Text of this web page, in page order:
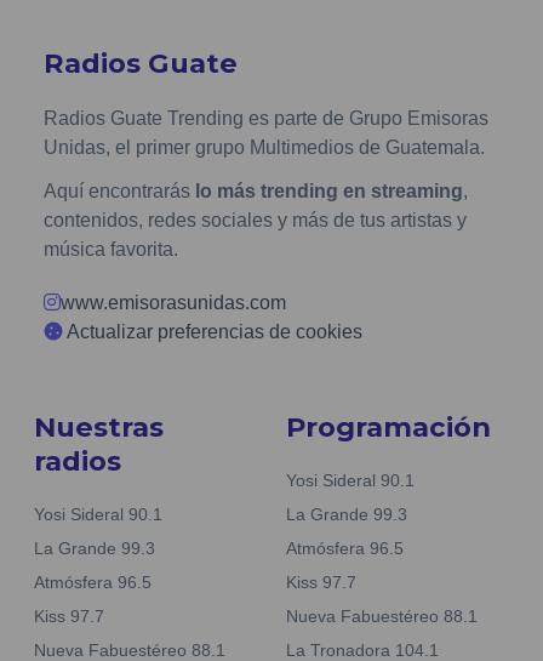
Radios Guate
Radios Guate Trending es parte de Grupo Emisoras
Unidas, el primer grupo Multimedios de Guatemala.
Aquí encontrarás lo más trending en streaming,
contenidos, redes sociales y más de tus artistas y
música favorita.
www.emisorasunidas.com
Actualizar preferencias de cookies
Nuestras
radios
Yosi Sideral 90.1
La Grande 99.3
Atmósfera 96.5
Kiss 97.7
Nueva Fabuestéreo 88.1
Programación
Yosi Sideral 90.1
La Grande 99.3
Atmósfera 96.5
Kiss 97.7
Nueva Fabuestéreo 88.1
La Tronadora 104.1